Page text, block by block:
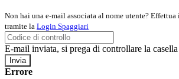
Non hai una e-mail associata al nome utente? Effettua
tramite la Login Spaggiari
E-mail inviata, si prega di controllare la
Errore